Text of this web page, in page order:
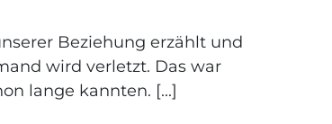
Beziehung erzählt und
wird verletzt. Das war
lange kannten. [...]